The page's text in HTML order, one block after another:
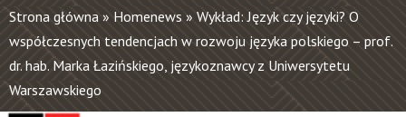
Strona główna » Homenews » Wykład: Język czy języki? O
współczesnych tendencjach w rozwoju języka polskiego – prof.
dr. hab. Marka Łazińskiego, językoznawcy z Uniwersytetu
Warszawskiego